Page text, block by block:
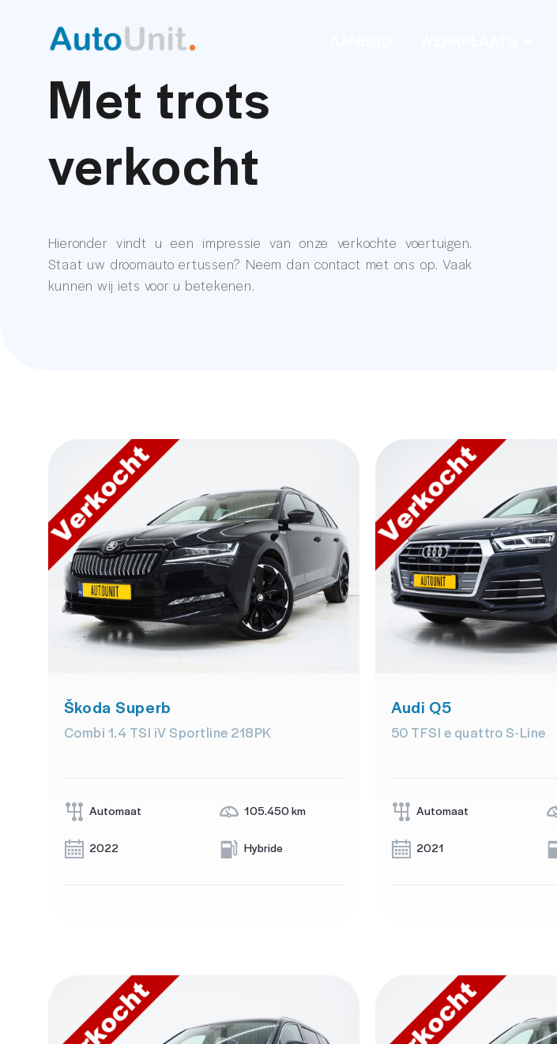
Met trots
verkocht
Hieronder vindt u een impressie van onze verkochte voertuigen.
Staat uw droomauto ertussen? Neem dan contact met ons op. Vaak
kunnen wij iets voor u betekenen.
Škoda Superb
Combi 1.4 TSI iV Sportline 218PK
Automaat 105.450 km
2022 Hybride
Audi Q5
50 TFSI e quattro S-Line
Automaat
2021